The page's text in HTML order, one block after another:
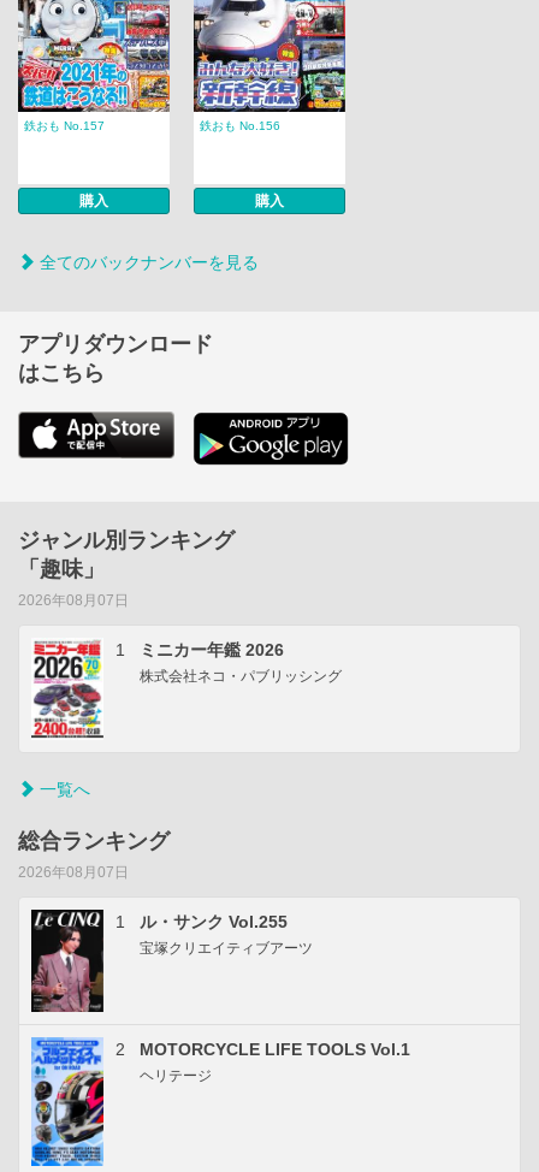
鉄おも No.157
購入
鉄おも No.156
購入
全てのバックナンバーを見る
アプリダウンロード
はこちら
ジャンル別ランキング
「趣味」
2026年08月07日
1 ミニカー年鑑 2026
株式会社ネコ・パブリッシング
一覧へ
総合ランキング
2026年08月07日
1 ル・サンク Vol.255
宝塚クリエイティブアーツ
2 MOTORCYCLE LIFE TOOLS Vol.1
ヘリテージ